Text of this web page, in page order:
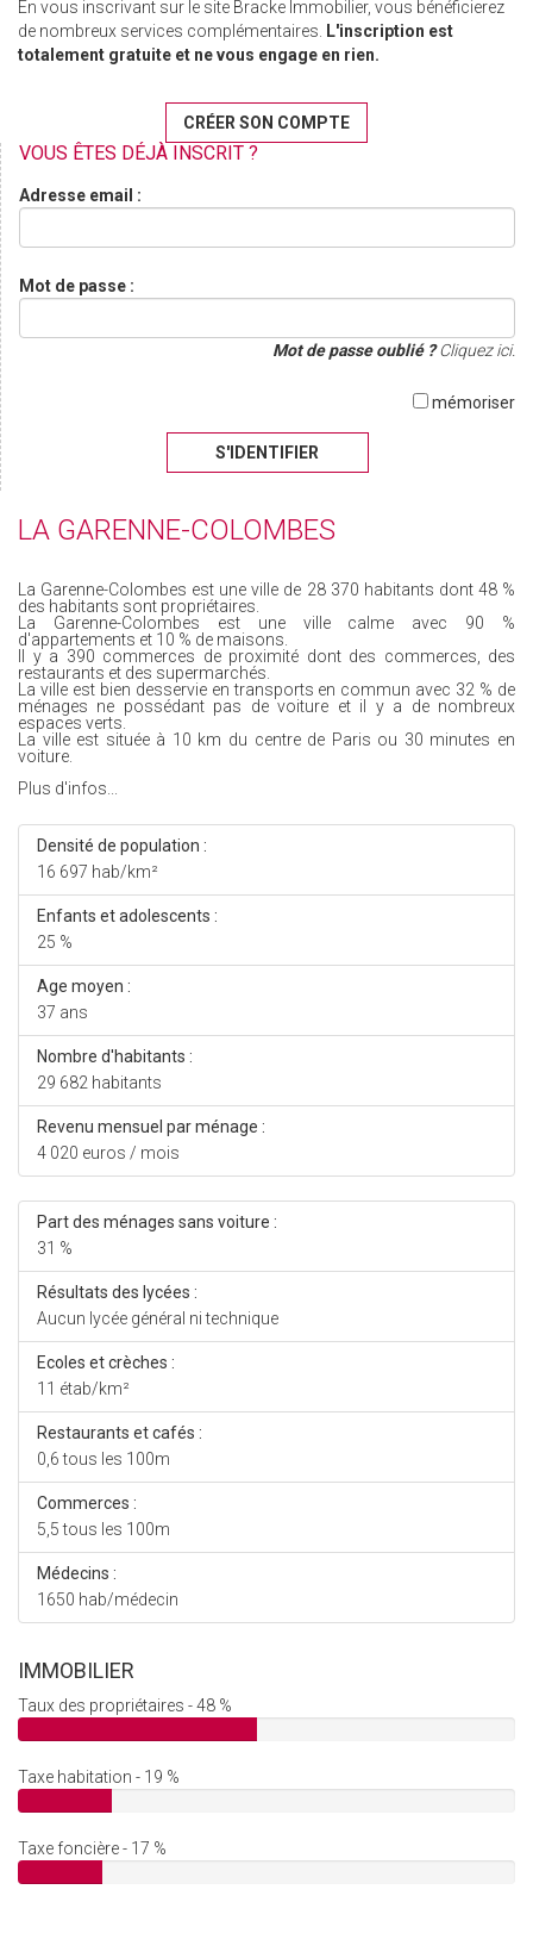
En vous inscrivant sur le site Bracke Immobilier, vous bénéficierez
de nombreux services complémentaires. L'inscription est
totalement gratuite et ne vous engage en rien.
CRÉER SON COMPTE
VOUS ÊTES DÉJÀ INSCRIT ?
Adresse email :
Mot de passe :
Mot de passe oublié ?Cliquez ici.
mémoriser
S'IDENTIFIER
LA GARENNE-COLOMBES
La Garenne-Colombes est une ville de 28 370 habitants dont 48 %
des habitants sont propriétaires.
La Garenne-Colombes est une ville calme avec 90 %
d'appartements et 10 % de maisons.
Il y a 390 commerces de proximité dont des commerces, des
restaurants et des supermarchés.
La ville est bien desservie en transports en commun avec 32 % de
ménages ne possédant pas de voiture et il y a de nombreux
espaces verts.
La ville est située à 10 km du centre de Paris ou 30 minutes en
voiture.
Plus d'infos...
Densité de population :
16 697 hab/km²
Enfants et adolescents :
25 %
Age moyen :
37 ans
Nombre d'habitants :
29 682 habitants
Revenu mensuel par ménage :
4 020 euros / mois
Part des ménages sans voiture :
31 %
Résultats des lycées :
Aucun lycée général ni technique
Ecoles et crèches :
11 étab/km²
Restaurants et cafés :
0,6 tous les 100m
Commerces :
5,5 tous les 100m
Médecins :
1650 hab/médecin
IMMOBILIER
Taux des propriétaires - 48 %
Taxe habitation - 19 %
Taxe foncière - 17 %